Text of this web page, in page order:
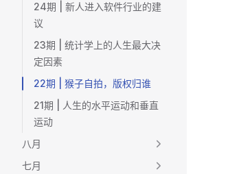
24期 | 新人进入软件行业的建
议
23期 | 统计学上的人生最大决
定因素
22期 | 猴子自拍，版权归谁
21期 | 人生的水平运动和垂直
运动
八月
七月